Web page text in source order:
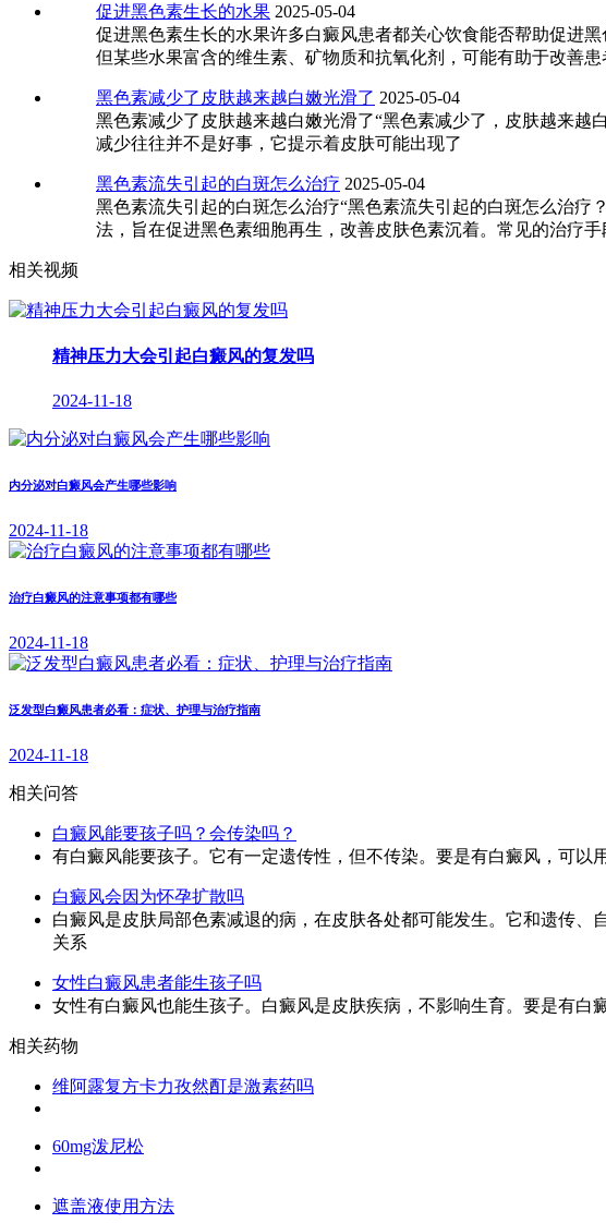
促进黑色素生长的水果 2025-05-04
促进黑色素生长的水果许多白癜风患者都关心饮食能否帮助促进
但某些水果富含的维生素、矿物质和抗氧化剂，可能有助于改善
黑色素减少了皮肤越来越白嫩光滑了 2025-05-04
黑色素减少了皮肤越来越白嫩光滑了“黑色素减少了，皮肤越来
减少往往并不是好事，它提示着皮肤可能出现了
黑色素流失引起的白斑怎么治疗 2025-05-04
黑色素流失引起的白斑怎么治疗“黑色素流失引起的白斑怎么治
法，旨在促进黑色素细胞再生，改善皮肤色素沉着。常见的治疗
相关视频
精神压力大会引起白癜风的复发吗
2024-11-18
内分泌对白癜风会产生哪些影响
2024-11-18
治疗白癜风的注意事项都有哪些
2024-11-18
泛发型白癜风患者必看：症状、护理与治疗指南
2024-11-18
相关问答
白癜风能要孩子吗？会传染吗？
有白癜风能要孩子。它有一定遗传性，但不传染。要是有白癜风，可以
白癜风会因为怀孕扩散吗
白癜风是皮肤局部色素减退的病，在皮肤各处都可能发生。它和遗传
关系
女性白癜风患者能生孩子吗
女性有白癜风也能生孩子。白癜风是皮肤疾病，不影响生育。要是有白
相关药物
维阿露复方卡力孜然酊是激素药吗
60mg泼尼松
遮盖液使用方法